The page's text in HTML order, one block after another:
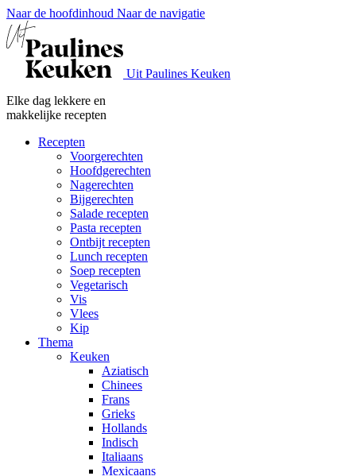
Naar de hoofdinhoud Naar de navigatie
Uit Paulines Keuken
Elke dag lekkere en
makkelijke recepten
Recepten
Voorgerechten
Hoofdgerechten
Nagerechten
Bijgerechten
Salade recepten
Pasta recepten
Ontbijt recepten
Lunch recepten
Soep recepten
Vegetarisch
Vis
Vlees
Kip
Thema
Keuken
Aziatisch
Chinees
Frans
Grieks
Hollands
Indisch
Italiaans
Mexicaans